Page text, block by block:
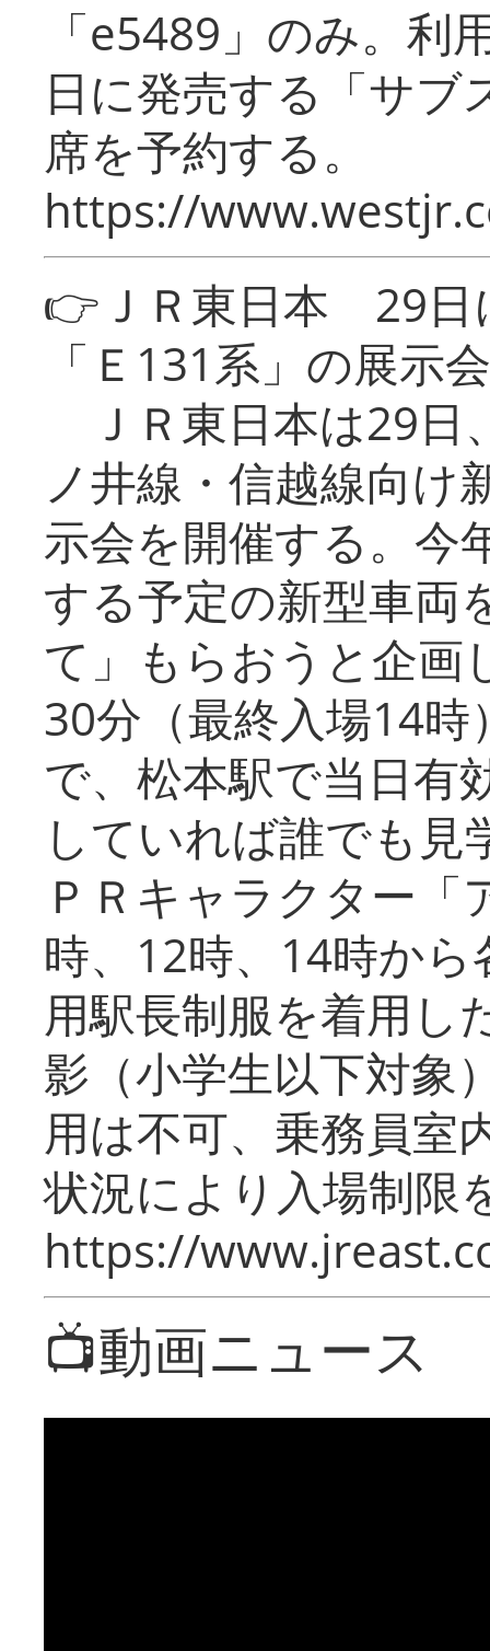
「e5489」のみ。利
日に発売する「サブ
席を予約する。
https://
👉ＪＲ東日本 29日
「Ｅ131系」の展示会
ＪＲ東日本は29日
ノ井線・信越線向け
示会を開催する。今
する予定の新型車両
て」もらおうと企画
30分（最終入場14
で、松本駅で当日有
していれば誰でも
ＰＲキャラクター
時、12時、14時か
用駅長制服を着用し
影（小学生以下対象
用は不可、乗務員室
状況により入場制限
https://
📺動画ニュース